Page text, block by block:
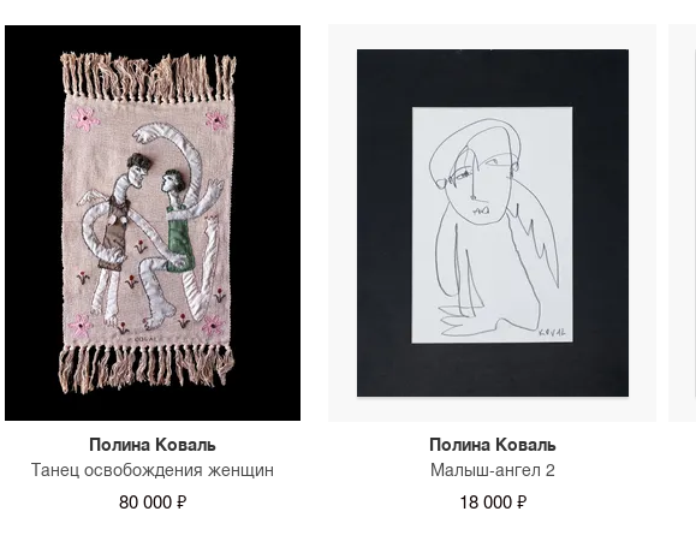
Полина Коваль
Танец освобождения женщин
80 000 ₽
Полина Коваль
Малыш-ангел 2
18 000 ₽